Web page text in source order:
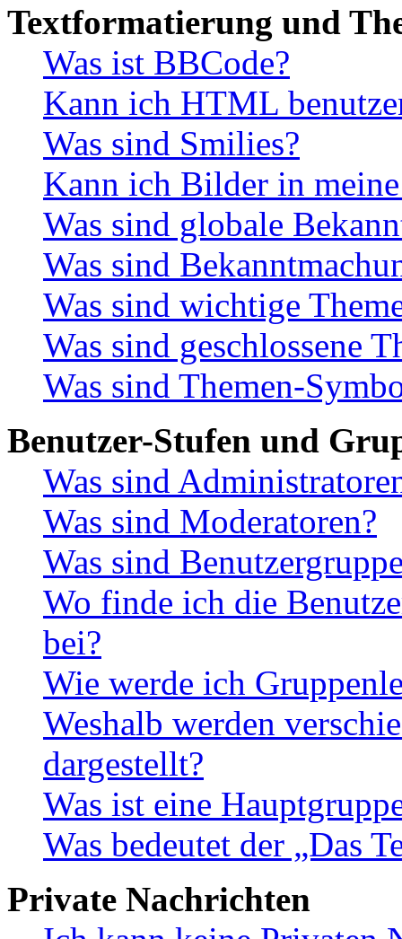
Textformatierung und
Was ist BBCode?
Kann ich HTML
Was sind Smilies?
Kann ich Bilder in
Was sind globale
Was sind
Was sind wichtige
Was sind geschlossene
Was sind Themen-
Benutzer-Stufen und
Was sind
Was sind Moderatoren?
Was sind
Wo finde ich die
bei?
Wie werde ich
Weshalb werden
dargestellt?
Was ist eine
Was bedeutet der „Das
Private Nachrichten